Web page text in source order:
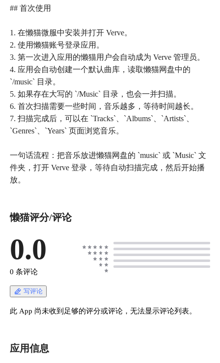
## 首次使用
1. 在懒猫微服中安装并打开 Verve。
2. 使用懒猫账号登录应用。
3. 第一次进入应用的懒猫用户会自动成为 Verve 管理员。
4. 应用会自动创建一个默认曲库，读取懒猫网盘中的
`/music` 目录。
5. 如果存在大写的 `/Music` 目录，也会一并扫描。
6. 首次扫描需要一些时间，音乐越多，等待时间越长。
7. 扫描完成后，可以在 `Tracks`、`Albums`、`Artists`、
`Genres`、`Years` 页面浏览音乐。
一句话流程：把音乐放进懒猫网盘的 `music` 或 `Music` 文
件夹，打开 Verve 登录，等待自动扫描完成，然后开始播
放。
懒猫评分/评论
0.0
0 条评论
写评论
此 App 尚未收到足够的评分或评论，无法显示评论列表。
应用信息